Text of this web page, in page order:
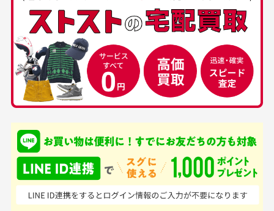
30代男性
中古ゴルフウェアの
品揃えがすごい
て、ここまでゴルフブラ
ンドの取り扱いがあるの
はすごい。 毎日たくさ
んの商品がアップされて
いるので新作チェックす
50代男性
安心して中古ウェア
を買えるお店です
品ですが綺麗に梱包され
ており商品を大切にして
いる感が伝わってきまし
た 「フロント部分に汚
れあり」と記載ありまし
下さい。
お気に入り機能をご利用下さい。
経年劣化について
当店では商品の管理には細心の注意を払っておりま
すが、経年により素材の劣化やパーツの強度低下が
生じている場合がございます。
銀行振込（前払い）
入金確認後商品発送となります。
※土曜、日曜、祝日は入金確認及び発送業務は致しておりま
せん。
尚、お振込み手数料はお客様ご負担となります。入金確認後
商品発送となります。
ご注文頂いてから7日以内をお振込み期限とさせ
申し込まれた商品と届いた商品が異なっている場合
商品説明に記載されていない汚れやダメージがある商品
の場合